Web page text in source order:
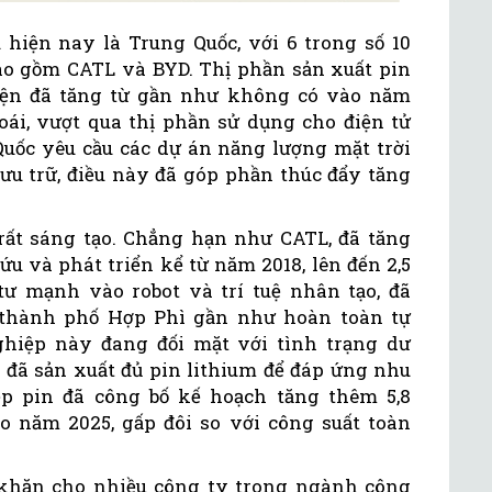
nay là Trung Quốc, với 6 trong số 10
gồm CATL và BYD. Thị phần sản xuất pin
đã tăng từ gần như không có vào năm
vượt qua thị phần sử dụng cho điện tử
yêu cầu các dự án năng lượng mặt trời
trữ, điều này đã góp phần thúc đẩy tăng
sáng tạo. Chẳng hạn như CATL, đã tăng
và phát triển kể từ năm 2018, lên đến 2,5
mạnh vào robot và trí tuệ nhân tạo, đã
phố Hợp Phì gần như hoàn toàn tự
này đang đối mặt với tình trạng dư
đã sản xuất đủ pin lithium để đáp ứng nhu
pin đã công bố kế hoạch tăng thêm 5,8
năm 2025, gấp đôi so với công suất toàn
cho nhiều công ty trong ngành công